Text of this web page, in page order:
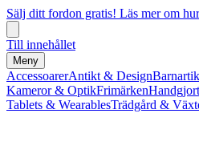
Sälj ditt fordon gratis! Läs mer om
Till innehållet
Meny
AccessoarerAntikt & Design
Kameror & OptikFrimärken
Tablets & WearablesTrädgård &